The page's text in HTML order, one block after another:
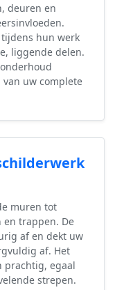
deuren en
hun werk
liggende delen.
uw complete
muren tot
en trappen. De
af en dekt uw
af. Het
prachtig, egaal
strepen.